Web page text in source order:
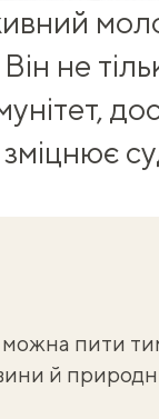
не
пити
й